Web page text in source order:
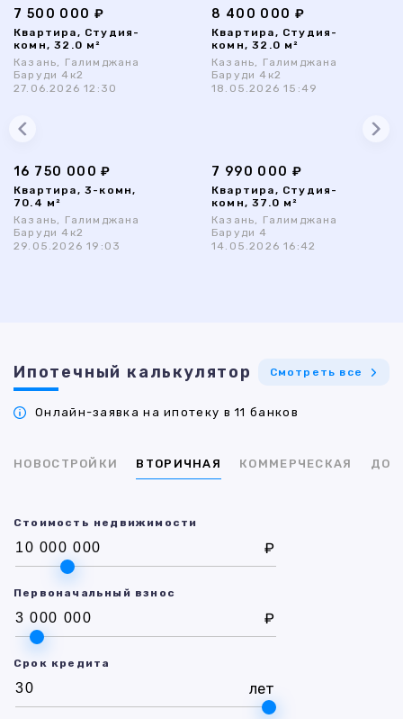
7 500 000 ₽
Квартира, Студия-
комн, 32.0 м²
Казань, Галимджана
Баруди 4к2
27.06.2026 12:30
8 400 000 ₽
Квартира, Студия-
комн, 32.0 м²
Казань, Галимджана
Баруди 4к2
18.05.2026 15:49
16 750 000 ₽
Квартира, 3-комн,
70.4 м²
Казань, Галимджана
Баруди 4к2
29.05.2026 19:03
7 990 000 ₽
Квартира, Студия-
комн, 37.0 м²
Казань, Галимджана
Баруди 4
14.05.2026 16:42
Ипотечный калькулятор Смотреть все
Онлайн-заявка на ипотеку в 11 банков
НОВОСТРОЙКИ ВТОРИЧНАЯ КОММЕРЧЕСКАЯ ДОМ
Стоимость недвижимости
₽
Первоначальный взнос
₽
Срок кредита
лет